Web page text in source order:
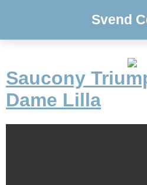
Svend
Saucony
Dame Lilla